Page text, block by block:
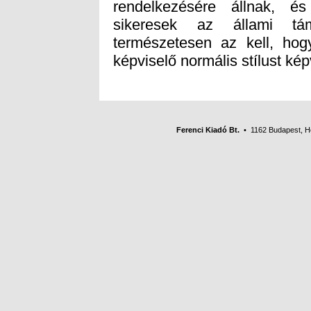
képviselő normális stílust
Ferenci Kiadó Bt. • 1162 Budapest,